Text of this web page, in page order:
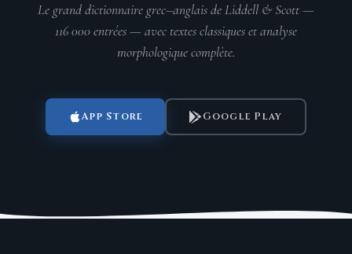
Le grand dictionnaire grec–anglais de Liddell & Scott —
116 000 entrées — avec textes classiques et analyse
morphologique complète.
App Store Google Play